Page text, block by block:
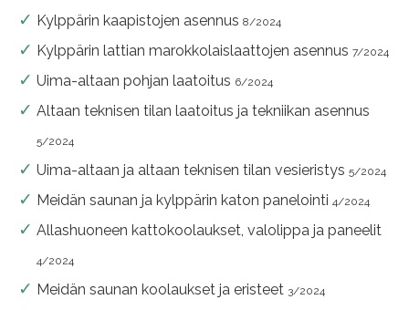
Kylppärin kaapistojen asennus 8/2024
Kylppärin lattian marokkolaislaattojen asennus 7/2024
Uima-altaan pohjan laatoitus 6/2024
Altaan teknisen tilan laatoitus ja tekniikan asennus
5/2024
Uima-altaan ja altaan teknisen tilan vesieristys 5/2024
Meidän saunan ja kylppärin katon panelointi 4/2024
Allashuoneen kattokoolaukset, valolippa ja paneelit
4/2024
Meidän saunan koolaukset ja eristeet 3/2024